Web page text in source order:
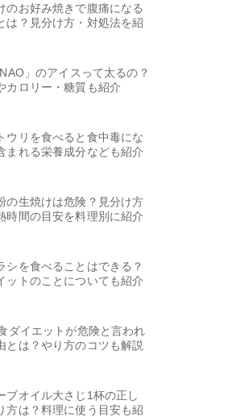
のお好み焼きで腹痛になる
は？見分け方・対処法を紹
」のアイスって太るの？
カロリー・糖質も紹介
ウリを食べると食中毒にな
まれる栄養成分なども紹介
の生焼けは危険？見分け方
時間の目安を料理別に紹介
シを食べることはできる？
ットのことについても紹介
ダイエットが危険と言われ
とは？やり方のコツも解説
ブオイル大さじ1杯の正し
方は？料理に使う目安も紹